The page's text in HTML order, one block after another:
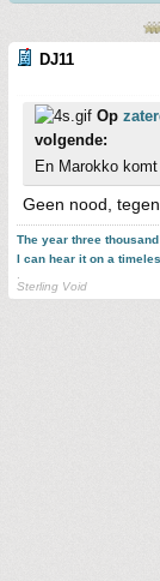
DJ11
Op
volgende:
En Marokko
Geen nood,
The year three
I can hear it on a
Sterling Void